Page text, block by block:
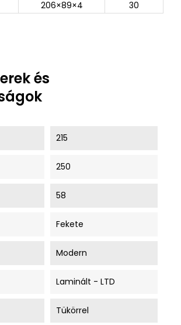
206×89×4 30
és
215
250
58
Fekete
Modern
Laminált - LTD
Tükörrel